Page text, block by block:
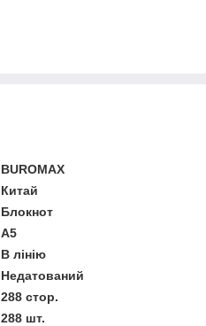
BUROMAX
Китай
Блокнот
A5
В лінію
Недатований
288 стор.
288 шт.